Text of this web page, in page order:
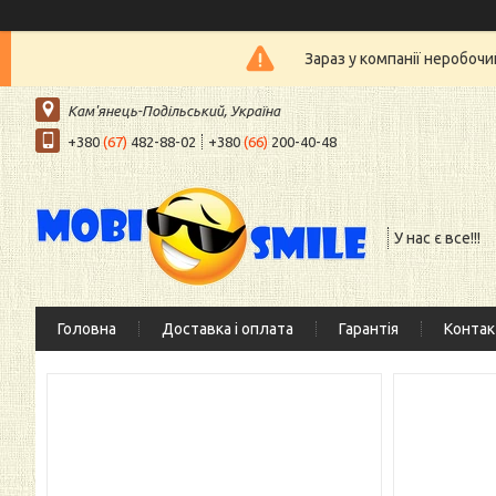
Зараз у компанії
Кам'янець-Подільський, Україна
+380 (67) 482-88-02 +380(66) 200-40-48
У нас є все!!!
Головна Доставка і оплата Гарантія